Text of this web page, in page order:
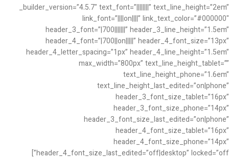
_builder_version=”4.5.7″ text_font=”||||||||” text_line_height=”2em”
link_font=”||||on||||” link_text_color=”#000000″
header_3_font=”|700|||||||” header_3_line_height=”1.5em”
header_4_font=”|700||on|||||” header_4_font_size=”13px”
header_4_letter_spacing=”1px” header_4_line_height=”1.5em”
max_width=”800px” text_line_height_tablet=””
text_line_height_phone=”1.6em”
text_line_height_last_edited=”on|phone”
header_3_font_size_tablet=”16px”
header_3_font_size_phone=”14px”
header_3_font_size_last_edited=”on|phone”
header_4_font_size_tablet=”16px”
header_4_font_size_phone=”14px”
header_4_font_size_last_edited=”off|desktop” locked=”off”]